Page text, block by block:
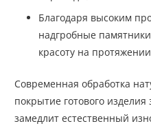
Благодаря высоким
надгробные
красоту на
Современная обработка
покрытие готового
замедлит естественный